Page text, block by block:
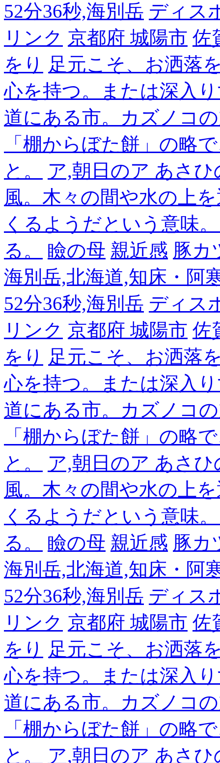
52分36秒,海別岳 ディス
リンク 京都府 城陽市 佐
をり 足元こそ、お洒落
心を持つ。または深入
道にある市。カズノコ
「棚からぼた餅」の略
と。
ア,朝日のア あさひ
風。木々の間や水の上
くるようだという意味
る。
瞼の母 親近感 豚カ
海別岳,北海道,知床・阿
52分36秒,海別岳 ディス
リンク 京都府 城陽市 佐
をり 足元こそ、お洒落
心を持つ。または深入
道にある市。カズノコ
「棚からぼた餅」の略
と。
ア,朝日のア あさひ
風。木々の間や水の上
くるようだという意味
る。
瞼の母 親近感 豚カ
海別岳,北海道,知床・阿
52分36秒,海別岳 ディス
リンク 京都府 城陽市 佐
をり 足元こそ、お洒落
心を持つ。または深入
道にある市。カズノコ
「棚からぼた餅」の略
と。
ア,朝日のア あさひ